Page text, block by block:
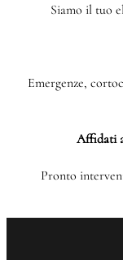
Siamo il tuo
Emergenze,
Affidati
Pronto